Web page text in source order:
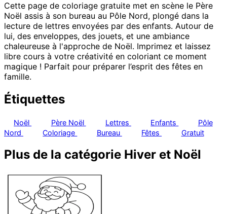
Cette page de coloriage gratuite met en scène le Père
Noël assis à son bureau au Pôle Nord, plongé dans la
lecture de lettres envoyées par des enfants. Autour de
lui, des enveloppes, des jouets, et une ambiance
chaleureuse à l'approche de Noël. Imprimez et laissez
libre cours à votre créativité en coloriant ce moment
magique ! Parfait pour préparer l’esprit des fêtes en
famille.
Étiquettes
Noël Père Noël Lettres Enfants
Pôle
Nord
Coloriage Bureau Fêtes Gratuit
Plus de la catégorie Hiver et Noël